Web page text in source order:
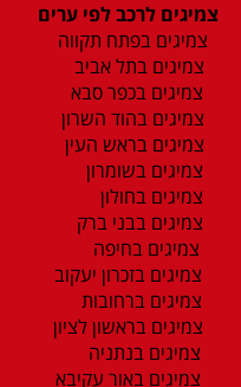
צמיגים לרכב לפי ערים
צמיגים בפתח תקווה
צמיגים בתל אביב
צמיגים בכפר סבא
צמיגים בהוד השרון
צמיגים בראש העין
צמיגים בשומרון
צמיגים בחולון
צמיגים בבני ברק
צמיגים בחיפה
צמיגים בזכרון יעקוב
צמיגים ברחובות
צמיגים בראשון לציון
צמיגים בנתניה
צמיגים באור עקיבא